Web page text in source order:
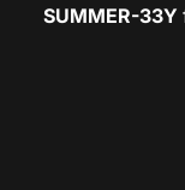
SUMMER-33Y